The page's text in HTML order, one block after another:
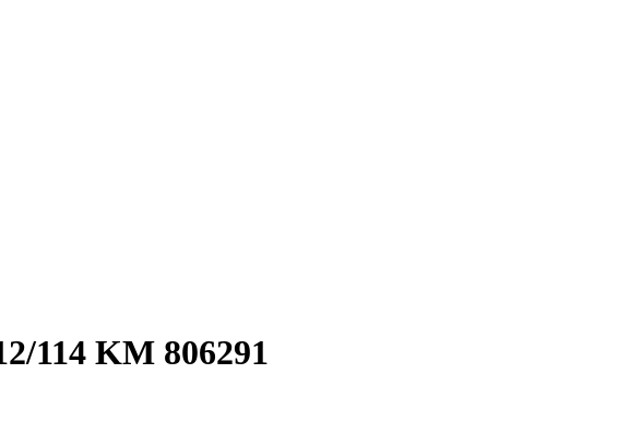
114 KM 806291